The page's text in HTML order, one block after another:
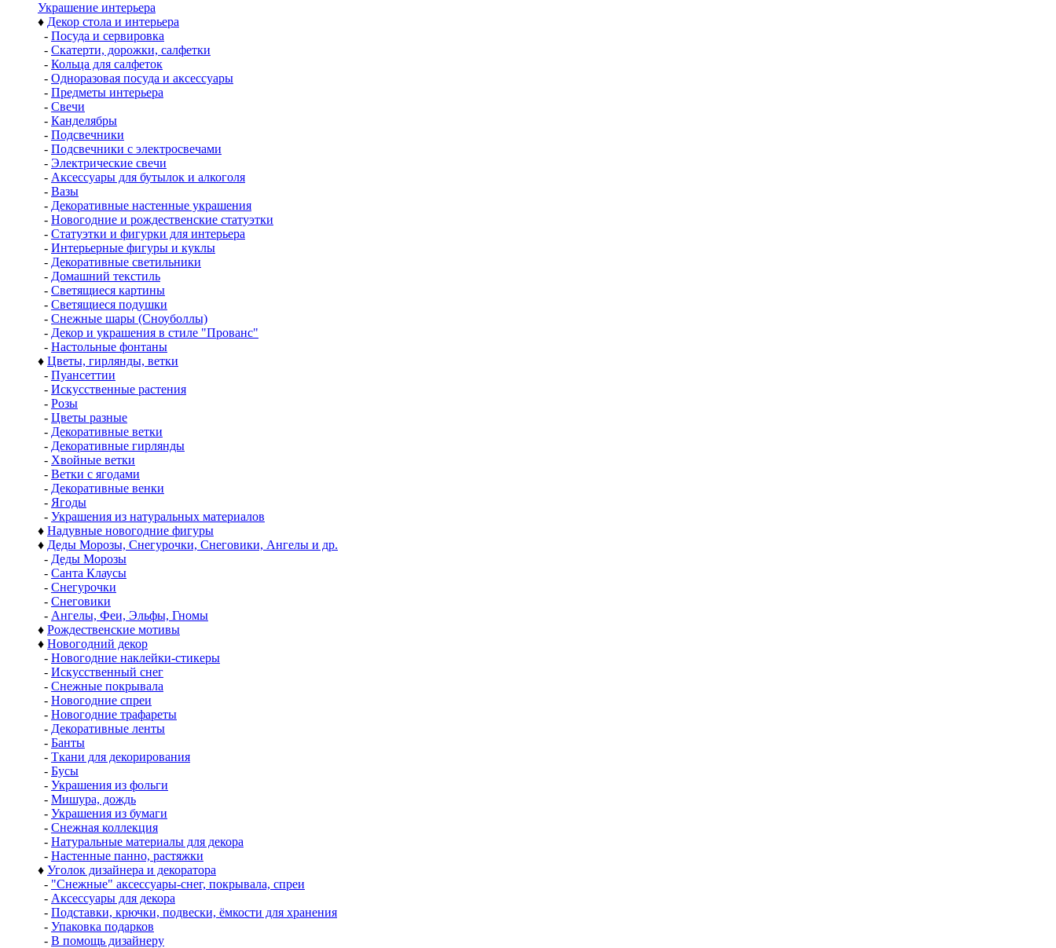
Украшение интерьера
♦ Декор стола и интерьера
- Посуда и сервировка
- Скатерти, дорожки, салфетки
- Кольца для салфеток
- Одноразовая посуда и аксессуары
- Предметы интерьера
- Свечи
- Канделябры
- Подсвечники
- Подсвечники с электросвечами
- Электрические свечи
- Аксессуары для бутылок и алкоголя
- Вазы
- Декоративные настенные украшения
- Новогодние и рождественские статуэтки
- Статуэтки и фигурки для интерьера
- Интерьерные фигуры и куклы
- Декоративные светильники
- Домашний текстиль
- Светящиеся картины
- Светящиеся подушки
- Снежные шары (Сноуболлы)
- Декор и украшения в стиле "Прованс"
- Настольные фонтаны
♦ Цветы, гирлянды, ветки
- Пуансеттии
- Искусственные растения
- Розы
- Цветы разные
- Декоративные ветки
- Декоративные гирлянды
- Хвойные ветки
- Ветки с ягодами
- Декоративные венки
- Ягоды
- Украшения из натуральных материалов
♦ Надувные новогодние фигуры
♦ Деды Морозы, Снегурочки, Снеговики, Ангелы и др.
- Деды Морозы
- Санта Клаусы
- Снегурочки
- Снеговики
- Ангелы, Феи, Эльфы, Гномы
♦ Рождественские мотивы
♦ Новогодний декор
- Новогодние наклейки-стикеры
- Искусственный снег
- Снежные покрывала
- Новогодние спреи
- Новогодние трафареты
- Декоративные ленты
- Банты
- Ткани для декорирования
- Бусы
- Украшения из фольги
- Мишура, дождь
- Украшения из бумаги
- Снежная коллекция
- Натуральные материалы для декора
- Настенные панно, растяжки
♦ Уголок дизайнера и декоратора
- "Снежные" аксессуары-снег, покрывала, спреи
- Аксессуары для декора
- Подставки, крючки, подвески, ёмкости для хранения
- Упаковка подарков
- В помощь дизайнеру